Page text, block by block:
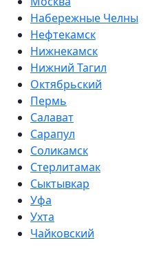
Набережные Челны
Нефтекамск
Нижнекамск
Нижний Тагил
Октябрьский
Пермь
Салават
Сарапул
Соликамск
Стерлитамак
Сыктывкар
Уфа
Ухта
Чайковский